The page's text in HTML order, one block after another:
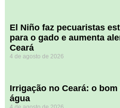
El Niño faz pecuaristas
para o gado e aumenta
Ceará
4 de agosto de 2026
Irrigação no Ceará: o
água